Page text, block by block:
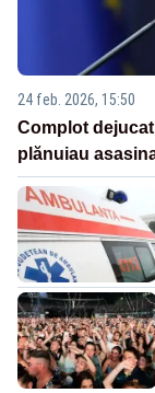
24 feb. 2026, 15:50
Complot
plănuiau